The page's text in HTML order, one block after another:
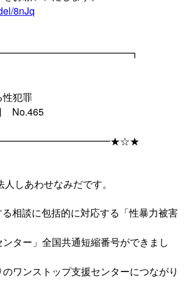
8nJq
犯罪
No.465
しあわせなみだです。
相談に包括的に対応する「性暴力被害
ター」全国共通短縮番号ができまし
ワンストップ支援センターにつながり